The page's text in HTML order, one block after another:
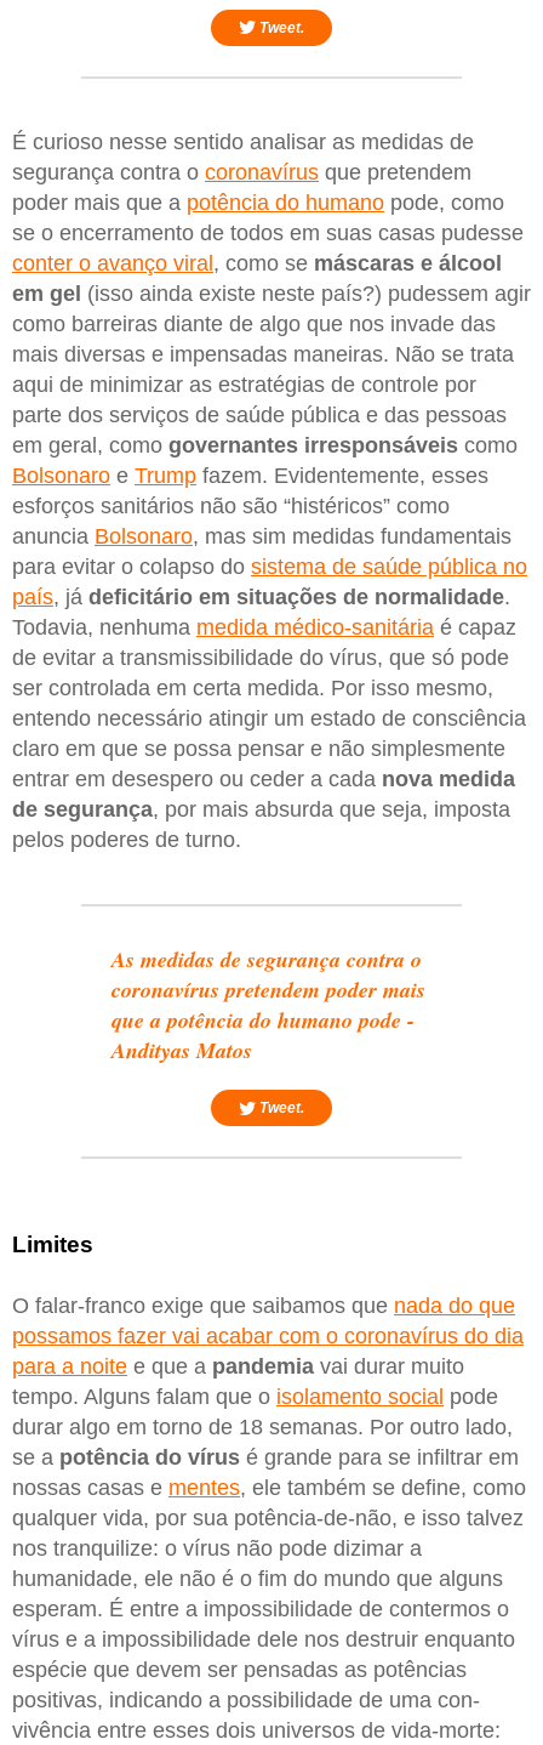
Tweet.
É curioso nesse sentido analisar as medidas de
segurança contra o coronavírus que pretendem
poder mais que a potência do humano pode, como
se o encerramento de todos em suas casas pudesse
conter o avanço viral, como se máscaras e álcool
em gel (isso ainda existe neste país?) pudessem agir
como barreiras diante de algo que nos invade das
mais diversas e impensadas maneiras. Não se trata
aqui de minimizar as estratégias de controle por
parte dos serviços de saúde pública e das pessoas
em geral, como governantes irresponsáveis como
Bolsonaro e Trump fazem. Evidentemente, esses
esforços sanitários não são “histéricos” como
anuncia Bolsonaro, mas sim medidas fundamentais
para evitar o colapso do sistema de saúde pública no
país, já deficitário em situações de normalidade.
Todavia, nenhuma medida médico-sanitária é capaz
de evitar a transmissibilidade do vírus, que só pode
ser controlada em certa medida. Por isso mesmo,
entendo necessário atingir um estado de consciência
claro em que se possa pensar e não simplesmente
entrar em desespero ou ceder a cada nova medida
de segurança, por mais absurda que seja, imposta
pelos poderes de turno.
As medidas de segurança contra o
coronavírus pretendem poder mais
que a potência do humano pode -
Andityas Matos
Tweet.
Limites
O falar-franco exige que saibamos que nada do que
possamos fazer vai acabar com o coronavírus do dia
para a noite e que a pandemia vai durar muito
tempo. Alguns falam que o isolamento social pode
durar algo em torno de 18 semanas. Por outro lado,
se a potência do vírus é grande para se infiltrar em
nossas casas e mentes, ele também se define, como
qualquer vida, por sua potência-de-não, e isso talvez
nos tranquilize: o vírus não pode dizimar a
humanidade, ele não é o fim do mundo que alguns
esperam. É entre a impossibilidade de contermos o
vírus e a impossibilidade dele nos destruir enquanto
espécie que devem ser pensadas as potências
positivas, indicando a possibilidade de uma con-
vivência entre esses dois universos de vida-morte: